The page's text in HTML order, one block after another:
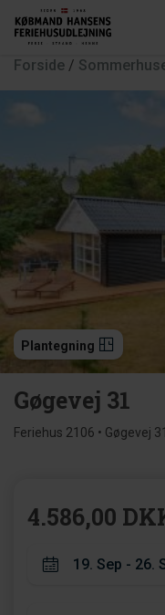
Forside /
Plantegning
Gøgevej 31
Feriehus 2106 • Gøgevej
4.586,00